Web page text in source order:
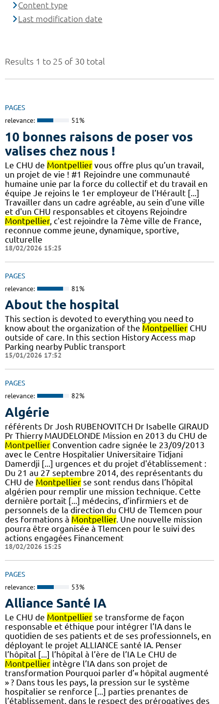
Results 1 to 25 of 30 total
PAGES
relevance: 51%
10 bonnes raisons de poser vos
valises chez nous !
Le CHU de Montpellier vous offre plus qu’un travail,
un projet de vie ! #1 Rejoindre une communauté
humaine unie par la force du collectif et du travail en
équipe Je rejoins le 1er employeur de l’Hérault [...]
Travailler dans un cadre agréable, au sein d'une ville
et d'un CHU responsables et citoyens Rejoindre
Montpellier, c'est rejoindre la 7ème ville de France,
reconnue comme jeune, dynamique, sportive,
culturelle
18/02/2026 15:25
PAGES
relevance: 81%
About the hospital
This section is devoted to everything you need to
know about the organization of the Montpellier CHU
outside of care. In this section History Access map
Parking nearby Public transport
15/01/2026 17:52
PAGES
relevance: 82%
Algérie
référents Dr Josh RUBENOVITCH Dr Isabelle GIRAUD
Pr Thierry MAUDELONDE Mission en 2013 du CHU de
Montpellier Convention cadre signée le 23/09/2013
avec le Centre Hospitalier Universitaire Tidjani
Damerdji [...] urgences et du projet d'établissement :
Du 21 au 27 septembre 2014, des représentants du
CHU de Montpellier se sont rendus dans l’hôpital
algérien pour remplir une mission technique. Cette
dernière portait [...] médecins, d’infirmiers et de
personnels de la direction du CHU de Tlemcen pour
des formations à Montpellier. Une nouvelle mission
pourra être organisée à Tlemcen pour le suivi des
actions engagées Financement
18/02/2026 15:25
PAGES
relevance: 53%
Alliance Santé IA
Le CHU de Montpellier se transforme de façon
responsable et éthique pour intégrer l’IA dans le
quotidien de ses patients et de ses professionnels, en
déployant le projet ALLIANCE santé IA. Penser
l’hôpital [...] l’hôpital à l’ère de l’IA Le CHU de
Montpellier intègre l’IA dans son projet de
transformation Pourquoi parler d’« hôpital augmenté
» ? Dans tous les pays, la pression sur le système
hospitalier se renforce [...] parties prenantes de
l’établissement, dans le respect des prérogatives des
Content type
Last modification date